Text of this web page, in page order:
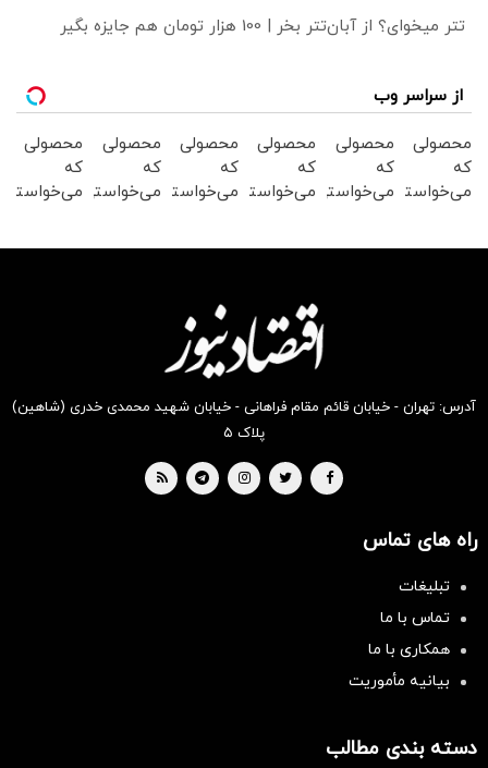
تتر میخوای؟ از آبان‌تتر بخر | 100 هزار تومان هم جایزه بگیر
از سراسر وب
محصولی
که
می‌خواستی
محصولی
که
می‌خواستی
محصولی
که
می‌خواستی
بخر !
محصولی
که
می‌خواستی
بخر !
محصولی
که
می‌خواستی
محصولی
که
می‌خواستی
آدرس: تهران - خیابان قائم مقام فراهانی - خیابان شهید محمدی خدری (شاهین)
پلاک ۵
راه های تماس
تبلیغات
تماس با ما
همکاری با ما
بیانیه مأموریت
دسته بندی مطالب